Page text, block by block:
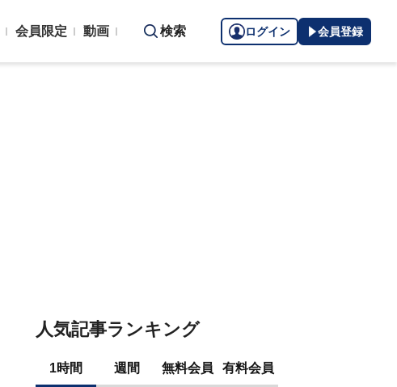
会員限定 動画 検索 ログイン 会員登録
人気記事ランキング
1時間 週間 無料会員 有料会員